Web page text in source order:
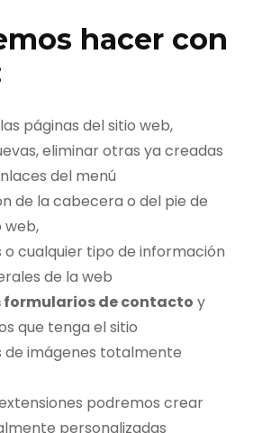
hacer con
páginas del sitio web,
eliminar otras ya creadas
del menú
de la cabecera o del pie de
web,
o cualquier tipo de información
de la web
de contacto y
que tenga el sitio
de imágenes totalmente
podremos crear
personalizadas